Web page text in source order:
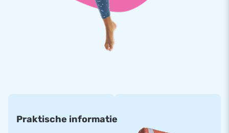
op en doen het vaak ook nog goed op social media, door
bijvoorbeeld de beweging van de tubes na te doen. Van een
dansende skytube kopen, krijg je geen spijt.
Bestel jouw eigen opblaasbare promotiemateriaal
je het weer nodig? Dan kun je het ook heel gemakkelijk weer
opzetten. Bij JB Inflatables kun je een skytube full color
Praktische informatie